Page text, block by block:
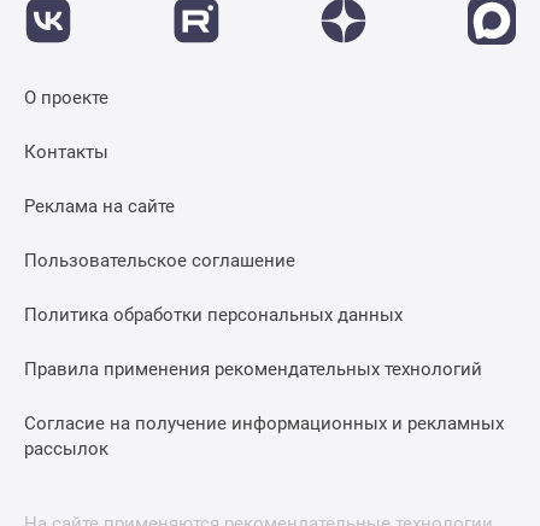
О проекте
Контакты
Реклама на сайте
Пользовательское соглашение
Политика обработки персональных данных
Правила применения рекомендательных технологий
Согласие на получение информационных и рекламных
рассылок